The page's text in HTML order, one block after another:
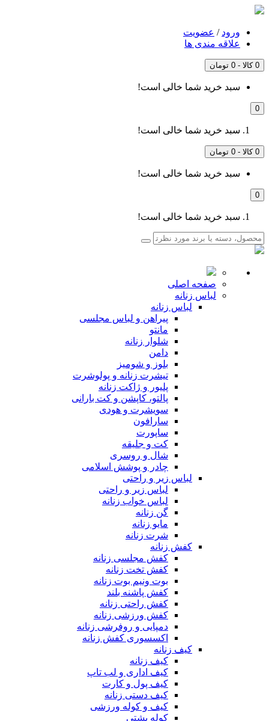
ورود / عضویت
علاقه مندی ها
0 کالا - 0 تومان
سبد خرید شما خالی است!
0
سبد خرید شما خالی است!
0 کالا - 0 تومان
سبد خرید شما خالی است!
0
سبد خرید شما خالی است!
صفحه اصلی
لباس زنانه
لباس زنانه
پیراهن و لباس مجلسی
مانتو
شلوار زنانه
دامن
بلوز و شومیز
تیشرت زنانه و پولوشرت
پلیور و ژاکت زنانه
پالتو، کاپشن و کت بارانی
سویشرت و هودی
سارافون
ساپورت
کت و جلیقه
شال و روسری
چادر و پوشش اسلامی
لباس زیر و راحتی
لباس زیر و راحتی
لباس خواب زنانه
گن زنانه
مایو زنانه
شرت زنانه
کفش زنانه
کفش مجلسی زنانه
کفش تخت زنانه
بوت ونیم بوت زنانه
کفش پاشنه بلند
کفش راحتی زنانه
کفش ورزشی زنانه
دمپایی و روفرشی زنانه
اکسسوری کفش زنانه
کیف زنانه
کیف زنانه
کیف اداری و لب تاپ
کیف پول و کارت
کیف دستی زنانه
کیف و کوله ورزشی
کوله پشتی